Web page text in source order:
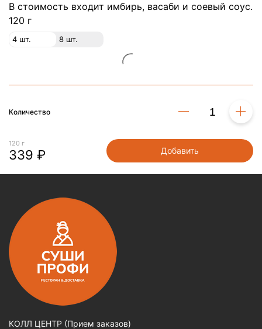
В стоимость входит имбирь, васаби и соевый соус.
120 г
4 шт. 8 шт.
Количество
120 г
339 ₽ Добавить
КОЛЛ ЦЕНТР (Прием заказов)